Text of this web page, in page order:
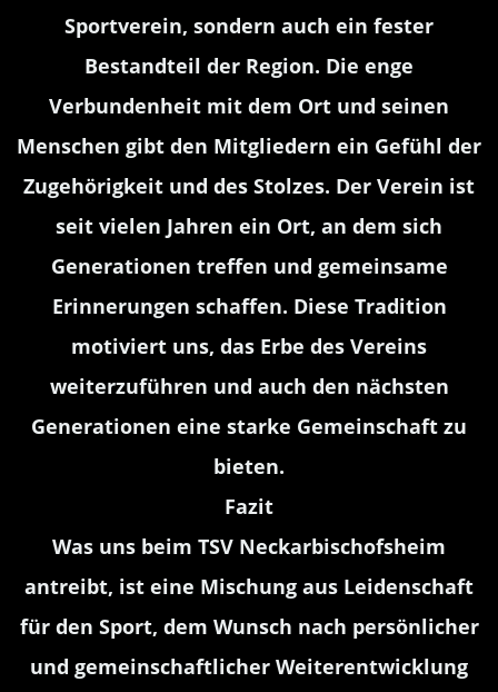
Sportverein, sondern auch ein fester
Bestandteil der Region. Die enge
Verbundenheit mit dem Ort und seinen
Menschen gibt den Mitgliedern ein Gefühl der
Zugehörigkeit und des Stolzes. Der Verein ist
seit vielen Jahren ein Ort, an dem sich
Generationen treffen und gemeinsame
Erinnerungen schaffen. Diese Tradition
motiviert uns, das Erbe des Vereins
weiterzuführen und auch den nächsten
Generationen eine starke Gemeinschaft zu
bieten.
Fazit
Was uns beim TSV Neckarbischofsheim
antreibt, ist eine Mischung aus Leidenschaft
für den Sport, dem Wunsch nach persönlicher
und gemeinschaftlicher Weiterentwicklung